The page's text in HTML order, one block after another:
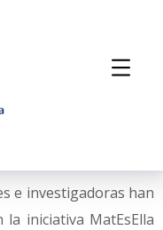
e investigadoras han
iniciativa MatEsElla